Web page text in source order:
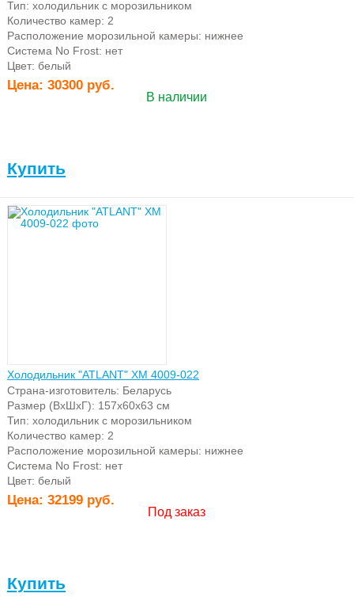
Тип: холодильник с морозильником
Количество камер: 2
Расположение морозильной камеры: нижнее
Система No Frost: нет
Цвет: белый
Цена: 30300 руб.
В наличии
Купить
Холодильник "ATLANT" ХМ 4009-022
Страна-изготовитель: Беларусь
Размер (ВхШхГ): 157х60х63 см
Тип: холодильник с морозильником
Количество камер: 2
Расположение морозильной камеры: нижнее
Система No Frost: нет
Цвет: белый
Цена: 32199 руб.
Под заказ
Купить